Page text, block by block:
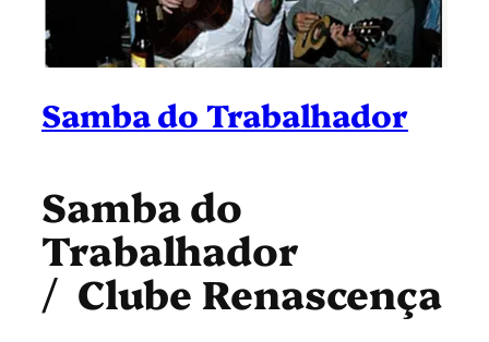
Samba do Trabalhador
Samba do
Trabalhador
/ Clube Renascença